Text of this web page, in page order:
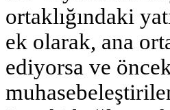
ortaklığındaki
ek olarak, ana
ediyorsa ve